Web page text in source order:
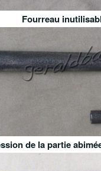
Fourreau
de la partie